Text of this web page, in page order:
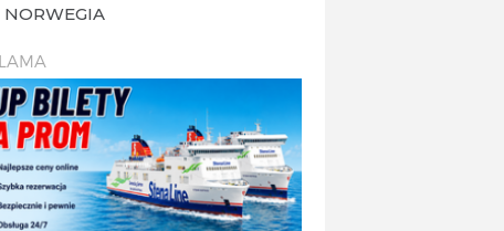
NORWEGIA